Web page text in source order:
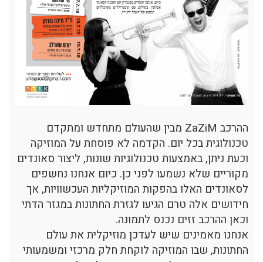
ההרכב ZaZiM מבין שהעולם מתחדש ומתקדם
טכנולוגית בכל יום. הקדמה לא פוסחת על המוזיקה
וכעת ניתן, באמצעות טכנולוגיות שונות, ליצור סאונדים
מקוריים שלא נשמעו לפני כן. כיום אנחנו נחשפים
לסאונדים האלו בהפקות המוזיקליות העכשוויות, אך
חידושים אלה טרם הגיעו לגזרת החתונות במגזר הדתי
וכאן ההרכב זזים נכנס לתמונה.
אנחנו מאמינים שיש לעדכן מוזיקלית את עולם
החתונות, שבו המוזיקה לוקחת חלק מרכזי ומשמעותי